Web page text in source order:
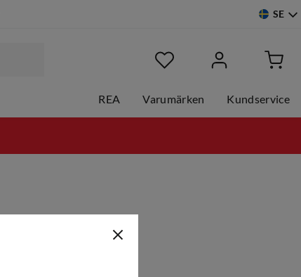
SE
REA Varumärken Kundservice